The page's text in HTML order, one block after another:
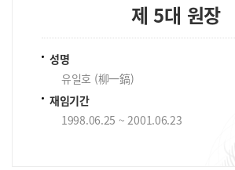
제 5대 원장
성명
유일호 (柳一鎬)
재임기간
1998.06.25 ~ 2001.06.23